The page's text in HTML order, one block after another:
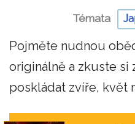
Témata
Pojměte nudnou
originálně a zkuste
poskládat zvíře, květ